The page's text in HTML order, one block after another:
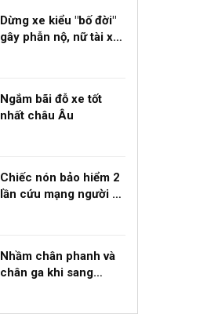
Dừng xe kiểu "bố đời"
gây phẫn nộ, nữ tài xế
Ngắm bãi đỗ xe tốt
nhất châu Âu
Chiếc nón bảo hiểm 2
lần cứu mạng người đi
Nhầm chân phanh và
chân ga khi sang